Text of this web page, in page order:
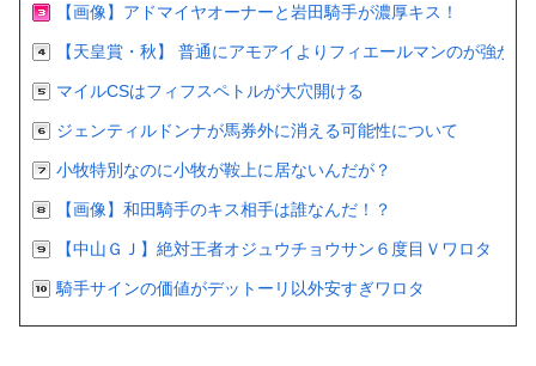
【画像】アドマイヤオーナーと岩田騎手が濃厚キス！
【天皇賞・秋】 普通にアモアイよりフィエールマンのが強かっ
マイルCSはフィフスペトルが大穴開ける
ジェンティルドンナが馬券外に消える可能性について
小牧特別なのに小牧が鞍上に居ないんだが？
【画像】和田騎手のキス相手は誰なんだ！？
【中山ＧＪ】絶対王者オジュウチョウサン６度目Ｖワロタ
騎手サインの価値がデットーリ以外安すぎワロタ